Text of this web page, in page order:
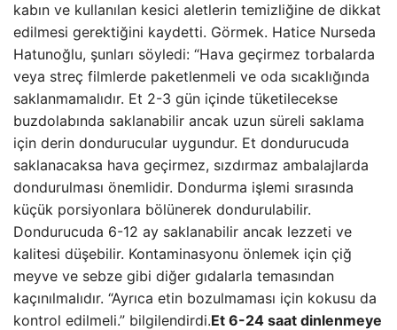
kabın ve kullanılan kesici aletlerin temizliğine de dikkat
edilmesi gerektiğini kaydetti. Görmek. Hatice Nurseda
Hatunoğlu, şunları söyledi: “Hava geçirmez torbalarda
veya streç filmlerde paketlenmeli ve oda sıcaklığında
saklanmamalıdır. Et 2-3 gün içinde tüketilecekse
buzdolabında saklanabilir ancak uzun süreli saklama
için derin dondurucular uygundur. Et dondurucuda
saklanacaksa hava geçirmez, sızdırmaz ambalajlarda
dondurulması önemlidir. Dondurma işlemi sırasında
küçük porsiyonlara bölünerek dondurulabilir.
Dondurucuda 6-12 ay saklanabilir ancak lezzeti ve
kalitesi düşebilir. Kontaminasyonu önlemek için çiğ
meyve ve sebze gibi diğer gıdalarla temasından
kaçınılmalıdır. “Ayrıca etin bozulmaması için kokusu da
kontrol edilmeli.” bilgilendirdi.Et 6-24 saat dinlenmeye